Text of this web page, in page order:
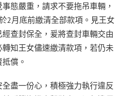
態嚴重，請求不要拖吊車輛，
2月底前繳清全部款項。見王女
查封保全，爰將查封車輛交由
知王女儘速繳清款項，若仍未
償。
盡一份心，積極強力執行違反